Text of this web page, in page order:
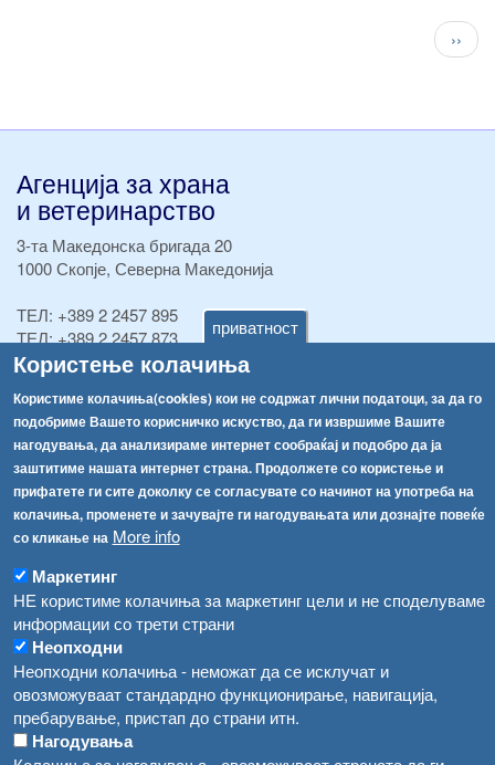
приватност
Користење колачиња
Користиме колачиња(cookies) кои не содржат лични податоци, за да го
подобриме Вашето корисничко искуство, да ги извршиме Вашите
нагодувања, да анализираме интернет сообраќај и подобро да ја
заштитиме нашата интернет страна. Продолжете со користење и
прифатете ги сите доколку се согласувате со начинот на употреба на
колачиња, променете и зачувајте ги нагодувањата или дознајте повеќе
со кликање на More info
Маркетинг
НЕ користиме колачиња за маркетинг цели и не споделуваме
информации со трети страни
Неопходни
Неопходни колачиња - неможат да се исклучат и
овозможуваат стандардно функционирање, навигација,
пребарување, пристап до страни итн.
Нагодувања
››
Агенција за храна
и ветеринарство
3-та Македонска бригада 20
1000 Скопје, Северна Македонија
ТЕЛ: +389 2 2457 895
ТЕЛ:+389 2 2457 873
Факс:+389 2 2457 893
Факс:
info@fva.gov.mk
[АХВ-претходна страна]
Соопштенија
Република Бугарија ги засили официјалните контроли при увоз на свежо овошје и зеленчук
Водата во Гостивар може да се користи како техничка, продолжува испораката на флаширана вода
Во Гостивар спроведени 70 вонредни контроли
Забраната за водата во Гостивар останува на сила, операторите да користат само технички безбедна вода
Навигација
Архива
Обрасци
Забрани